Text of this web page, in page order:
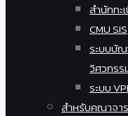
สำนักทะ
CMU SIS
ระบบบั
วิศวกร
ระบบ
สำหรับคณาจา